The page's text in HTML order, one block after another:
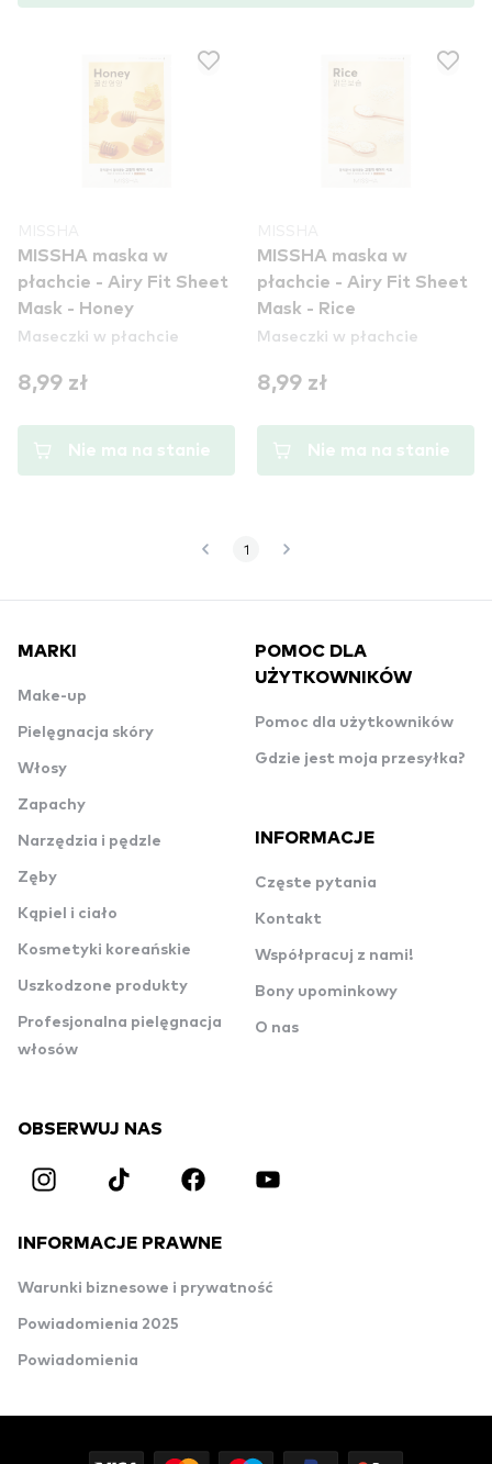
MISSHA maska w
płachcie - Airy Fit Sheet
Mask - Honey
Maseczki w płachcie
8,99 zł
Nie ma na stanie
MISSHA maska w
płachcie - Airy Fit Sheet
Mask - Rice
Maseczki w płachcie
8,99 zł
Nie ma na stanie
1
MARKI
Make-up
Pielęgnacja skóry
Włosy
Zapachy
Narzędzia i pędzle
Zęby
Kąpiel i ciało
Kosmetyki koreańskie
Uszkodzone produkty
Profesjonalna pielęgnacja
włosów
POMOC DLA
UŻYTKOWNIKÓW
Pomoc dla użytkowników
Gdzie jest moja przesyłka?
INFORMACJE
Częste pytania
Kontakt
Współpracuj z nami!
Bony upominkowy
O nas
OBSERWUJ NAS
INFORMACJE PRAWNE
Warunki biznesowe i prywatność
Powiadomienia 2025
Powiadomienia